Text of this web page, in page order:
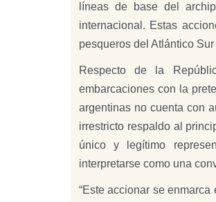
líneas de base del
internacional. Estas
pesqueros del Atlántico
Respecto de la
embarcaciones con la
argentinas no cuenta con
irrestricto respaldo al
único y legítimo
interpretarse como una
“Este accionar se